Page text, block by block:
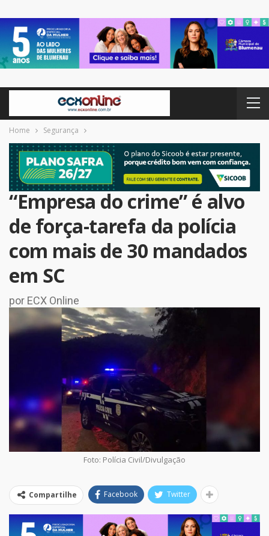
Home Segurança
“Empresa do crime” é alvo
de força-tarefa da polícia
com mais de 30 mandados
em SC
por ECX Online
Foto: Polícia Civil/Divulgação
Compartilhe Facebook Twitter